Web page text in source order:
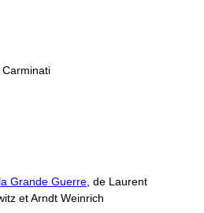
Carminati
Grande Guerre , de Laurent
et Arndt Weinrich